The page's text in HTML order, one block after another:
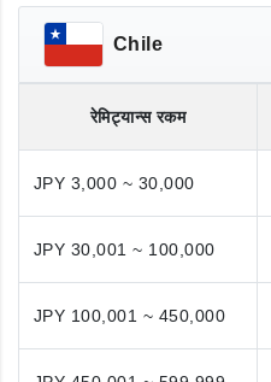
Chile
रेमिट्यान्स रकम
JPY 3,000 ~ 30,000
JPY 30,001 ~ 100,000
JPY 100,001 ~ 450,000